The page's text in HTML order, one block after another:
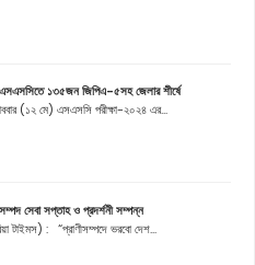
এসএসসিতে ১৩৫জন জিপিএ-৫সহ জেলার শীর্ষে
(১২ মে) এসএসসি পরীক্ষা-২০২৪ এর...
সেবা সপ্তাহ ও প্রদর্শনী সম্পন্ন
টাইমস) : “প্রাণীসম্পদে ভরবো দেশ...